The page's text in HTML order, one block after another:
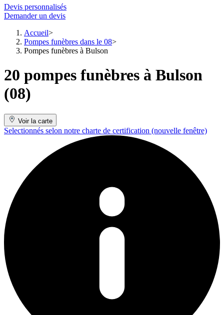
Devis personnalisés
Demander un devis
Accueil
Pompes funèbres dans le 08
Pompes funèbres à Bulson
20 pompes funèbres à Bulson
(08)
Voir la carte
Selectionnés selon notre charte de certification (nouvelle fenêtre)